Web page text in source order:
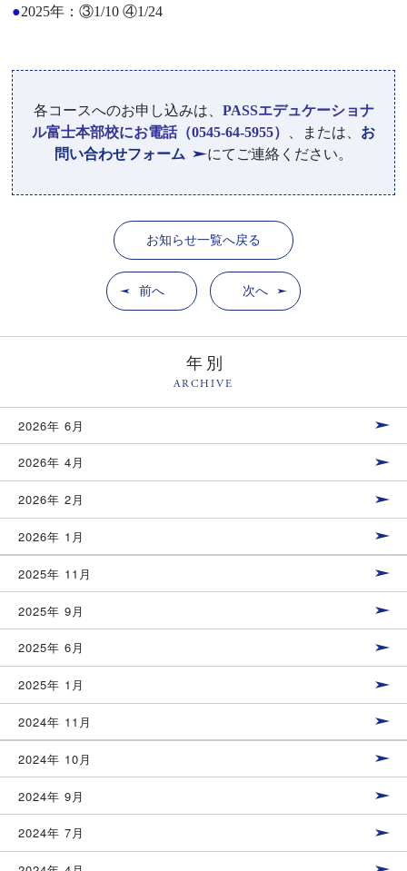
年別
ARCHIVE
2026年 6月
2026年 4月
2026年 2月
2026年 1月
2025年 11月
2025年 9月
2025年 6月
2025年 1月
2024年 11月
2024年 10月
2024年 9月
2024年 7月
●2025年：③1/10 ④1/24
各コースへのお申し込みは、 PASSエデュケーショナ
ル富士本部校にお電話（0545-64-5955）
、または、 お
問い合わせフォーム
にてご連絡ください。
前へ
お知らせ一覧へ戻る
次へ